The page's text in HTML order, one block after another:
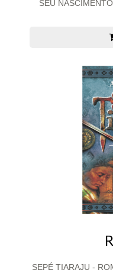
SEU
SEPÉ TIARAJU -